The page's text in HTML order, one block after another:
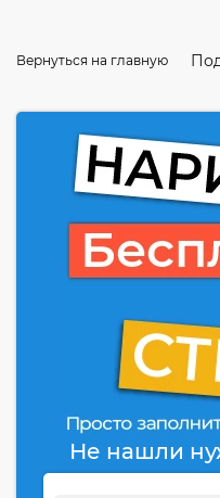
Вернуться на главную
Не нашли